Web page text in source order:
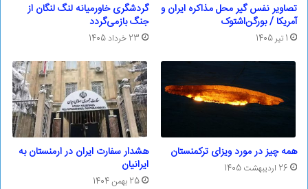
تصاویر نفس گیر محل مذاکره ایران و
آمریکا / بورگن‌اشتوک
1 تیر 1405
گردشگری خاورمیانه لنگ لنگان از
جنگ بازمی‌گردد
23 خرداد 1405
همه چیز در مورد ویزای ترکمنستان
26 اردیبهشت 1405
هشدار سفارت ایران در ارمنستان به
ایرانیان
25 بهمن 1404